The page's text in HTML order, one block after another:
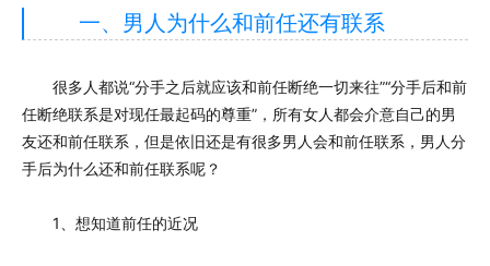
一、男人为什么和前任还有联系
很多人都说“分手之后就应该和前任断绝一切来往”“分手后和前
任断绝联系是对现任最起码的尊重”，所有女人都会介意自己的男
友还和前任联系，但是依旧还是有很多男人会和前任联系，男人分
手后为什么还和前任联系呢？
1、想知道前任的近况